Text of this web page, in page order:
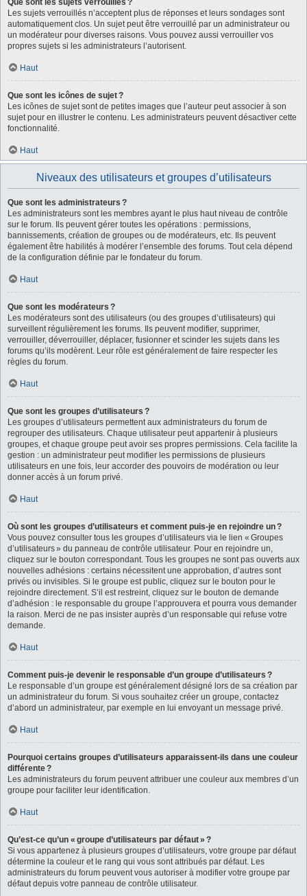
Que sont les sujets verrouillés ?
Les sujets verrouillés n’acceptent plus de réponses et leurs sondages sont
automatiquement clos. Un sujet peut être verrouillé par un administrateur ou
un modérateur pour diverses raisons. Vous pouvez aussi verrouiller vos
propres sujets si les administrateurs l’autorisent.
Haut
Que sont les icônes de sujet ?
Les icônes de sujet sont de petites images que l’auteur peut associer à son
sujet pour en illustrer le contenu. Les administrateurs peuvent désactiver cette
fonctionnalité.
Haut
Niveaux des utilisateurs et groupes d’utilisateurs
Que sont les administrateurs ?
Les administrateurs sont les membres ayant le plus haut niveau de contrôle
sur le forum. Ils peuvent gérer toutes les opérations : permissions,
bannissements, création de groupes ou de modérateurs, etc. Ils peuvent
également être habilités à modérer l’ensemble des forums. Tout cela dépend
de la configuration définie par le fondateur du forum.
Haut
Que sont les modérateurs ?
Les modérateurs sont des utilisateurs (ou des groupes d’utilisateurs) qui
surveillent régulièrement les forums. Ils peuvent modifier, supprimer,
verrouiller, déverrouiller, déplacer, fusionner et scinder les sujets dans les
forums qu’ils modèrent. Leur rôle est généralement de faire respecter les
règles du forum.
Haut
Que sont les groupes d’utilisateurs ?
Les groupes d’utilisateurs permettent aux administrateurs du forum de
regrouper des utilisateurs. Chaque utilisateur peut appartenir à plusieurs
groupes, et chaque groupe peut avoir ses propres permissions. Cela facilite la
gestion : un administrateur peut modifier les permissions de plusieurs
utilisateurs en une fois, leur accorder des pouvoirs de modération ou leur
donner accès à un forum privé.
Haut
Où sont les groupes d’utilisateurs et comment puis-je en rejoindre un ?
Vous pouvez consulter tous les groupes d’utilisateurs via le lien « Groupes
d’utilisateurs » du panneau de contrôle utilisateur. Pour en rejoindre un,
cliquez sur le bouton correspondant. Tous les groupes ne sont pas ouverts aux
nouvelles adhésions : certains nécessitent une approbation, d’autres sont
privés ou invisibles. Si le groupe est public, cliquez sur le bouton pour le
rejoindre directement. S’il est restreint, cliquez sur le bouton de demande
d’adhésion : le responsable du groupe l’approuvera et pourra vous demander
la raison. Merci de ne pas insister auprès d’un responsable qui refuse votre
demande.
Haut
Comment puis-je devenir le responsable d’un groupe d’utilisateurs ?
Le responsable d’un groupe est généralement désigné lors de sa création par
un administrateur du forum. Si vous souhaitez créer un groupe, contactez
d’abord un administrateur, par exemple en lui envoyant un message privé.
Haut
Pourquoi certains groupes d’utilisateurs apparaissent-ils dans une couleur
différente ?
Les administrateurs du forum peuvent attribuer une couleur aux membres d’un
groupe pour faciliter leur identification.
Haut
Qu’est-ce qu’un « groupe d’utilisateurs par défaut » ?
Si vous appartenez à plusieurs groupes d’utilisateurs, votre groupe par défaut
détermine la couleur et le rang qui vous sont attribués par défaut. Les
administrateurs du forum peuvent vous autoriser à modifier votre groupe par
défaut depuis votre panneau de contrôle utilisateur.